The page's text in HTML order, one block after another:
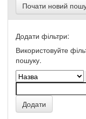
Почати новий
Додати фільтри:
Використовуйте
пошуку.